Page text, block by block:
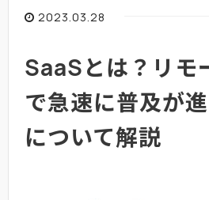
2023.03.28
SaaSとは？リモ
で急速に普及が
について解説